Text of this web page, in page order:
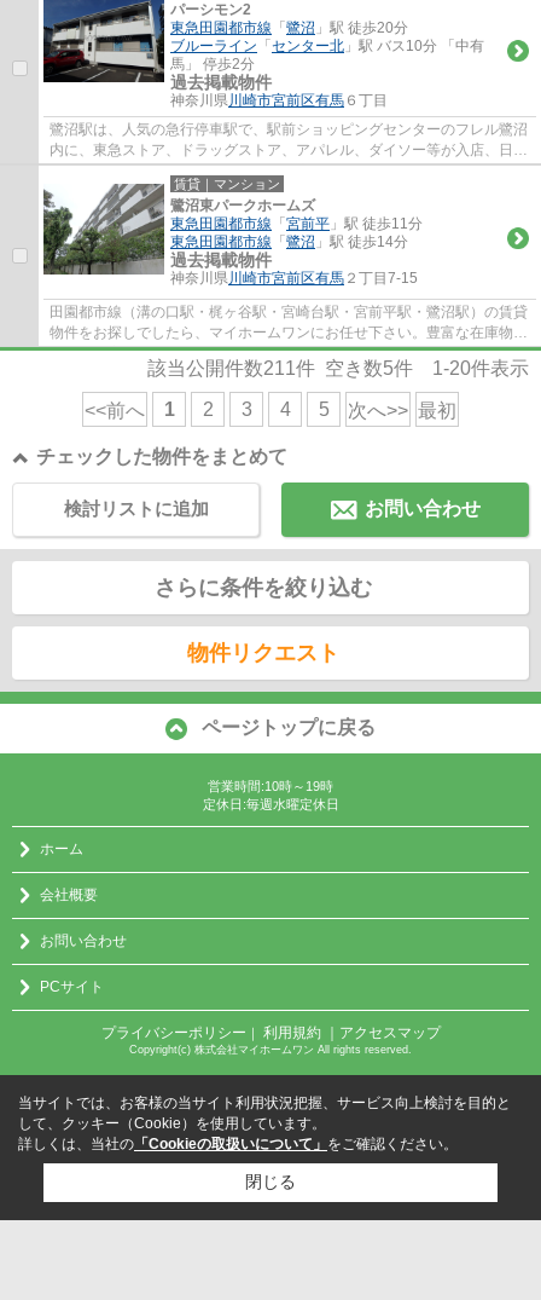
パーシモン2
東急田園都市線 「 鷺沼 」駅 徒歩20分
ブルーライン 「 センター北 」駅 バス10分 「中有
馬」 停歩2分
過去掲載物件
神奈川県川崎市宮前区有馬 ６丁目
鷺沼駅は、人気の急行停車駅で、駅前ショッピングセンターのフレル鷺沼
内に、東急ストア、ドラッグストア、アパレル、ダイソー等が入店、日常
のお買い物に便利で、周辺には、飲食店街...
賃貸｜マンション
鷺沼東パークホームズ
東急田園都市線 「 宮前平 」駅 徒歩11分
東急田園都市線 「 鷺沼 」駅 徒歩14分
過去掲載物件
神奈川県川崎市宮前区有馬 ２丁目7-15
田園都市線（溝の口駅・梶ヶ谷駅・宮崎台駅・宮前平駅・鷺沼駅）の賃貸
物件をお探しでしたら、マイホームワンにお任せ下さい。豊富な在庫物件
から、お客様のご要望に合うお部屋をご提...
該当公開件数211件 空き数5件 1-20件表示
<<前へ 1 2 3 4 5 次へ>> 最初
チェックした物件をまとめて
お問い合わせ
検討リストに追加
さらに条件を絞り込む
物件リクエスト
ページトップに戻る
営業時間:10時～19時
定休日:毎週水曜定休日
ホーム
会社概要
お問い合わせ
PCサイト
プライバシーポリシー ｜ 利用規約 ｜アクセスマップ
Copyright(c) 株式会社マイホームワン All rights reserved.
当サイトでは、お客様の当サイト利用状況把握、サービス向上検討を目的と
して、クッキー（Cookie）を使用しています。
詳しくは、当社の 「Cookieの取扱いについて」 をご確認ください。
閉じる